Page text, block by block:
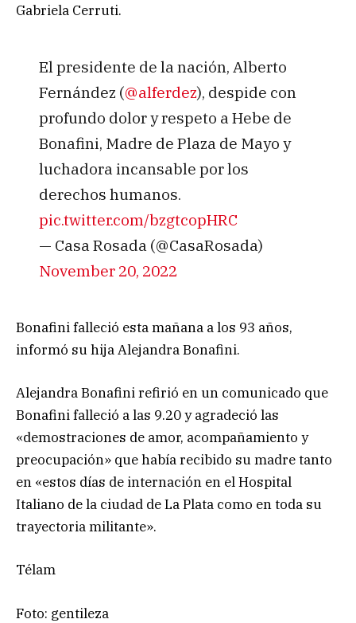
Gabriela Cerruti.
El presidente de la nación, Alberto
Fernández (@alferdez), despide con
profundo dolor y respeto a Hebe de
Bonafini, Madre de Plaza de Mayo y
luchadora incansable por los
derechos humanos.
pic.twitter.com/bzgtcopHRC
— Casa Rosada (@CasaRosada)
November 20, 2022
Bonafini falleció esta mañana a los 93 años,
informó su hija Alejandra Bonafini.
Alejandra Bonafini refirió en un comunicado que
Bonafini falleció a las 9.20 y agradeció las
«demostraciones de amor, acompañamiento y
preocupación» que había recibido su madre tanto
en «estos días de internación en el Hospital
Italiano de la ciudad de La Plata como en toda su
trayectoria militante».
Télam
Foto: gentileza